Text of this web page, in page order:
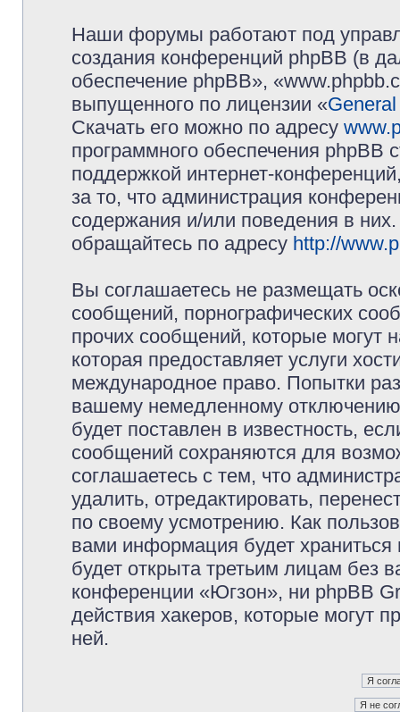
Наши форумы работают под
создания конференций phpBB (в
обеспечение phpBB»,
выпущенного по лицензии «
Скачать его можно по адресу
программного обеспечения phpBB
поддержкой интернет-
за то, что администрация
содержания и/или поведения в
обращайтесь по адресу http://
Вы соглашаетесь не размещать
сообщений, порнографических
прочих сообщений, которые могут
которая предоставляет услуги
международное право. Попытки
вашему немедленному
будет поставлен в известность,
сообщений сохраняются для
соглашаетесь с тем, что
удалить, отредактировать,
по своему усмотрению. Как
вами информация будет
будет открыта третьим лицам без
конференции «Югзон», ни phpBB
действия хакеров, которые могут
ней.